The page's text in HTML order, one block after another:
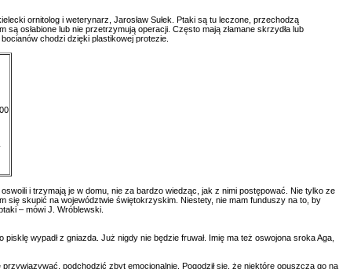
ornitolog i weterynarz, Jarosław Sułek. Ptaki są tu leczone, przechodzą
osłabione lub nie przetrzymują operacji. Często mają złamane skrzydła lub
chodzi dzięki plastikowej protezie.
i trzymają je w domu, nie za bardzo wiedząc, jak z nimi postępować. Nie tylko ze
się skupić na województwie świętokrzyskim. Niestety, nie mam funduszy na to, by
– mówi J. Wróblewski.
wypadł z gniazda. Już nigdy nie będzie fruwał. Imię ma też oswojona sroka Aga,
podchodzić zbyt emocjonalnie. Pogodził się, że niektóre opuszczą go na